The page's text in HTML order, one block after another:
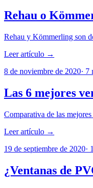
Rehau o
Rehau y Kömmerling son
Leer artículo →
8 de noviembre de 2020· 7
Las 6 mejores
Comparativa de las
Leer artículo →
19 de septiembre de 2020·
¿Ventanas de